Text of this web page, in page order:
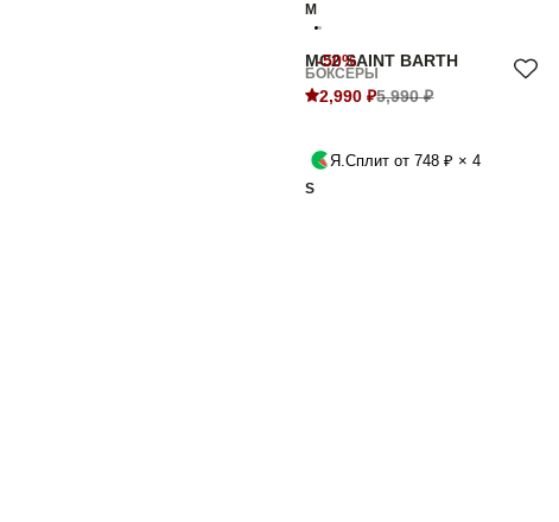
M
-50%
MC2 SAINT BARTH
БОКСЕРЫ
2,990 ₽5,990 ₽
Я.Сплит от 748 ₽ × 4
S